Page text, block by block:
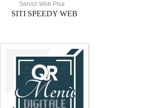
Servizi Web Pisa
SITI SPEEDY WEB